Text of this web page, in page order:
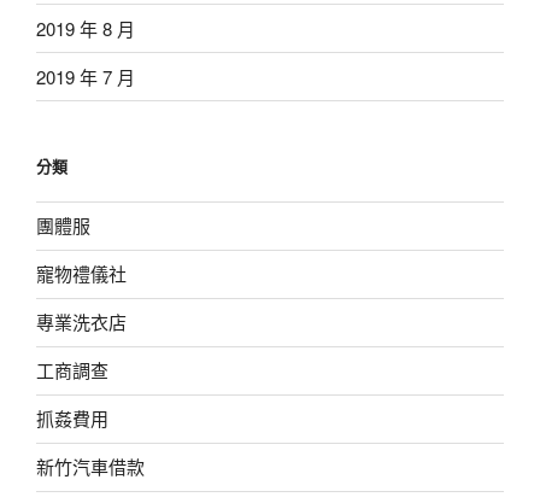
2019 年 8 月
2019 年 7 月
分類
團體服
寵物禮儀社
專業洗衣店
工商調查
抓姦費用
新竹汽車借款